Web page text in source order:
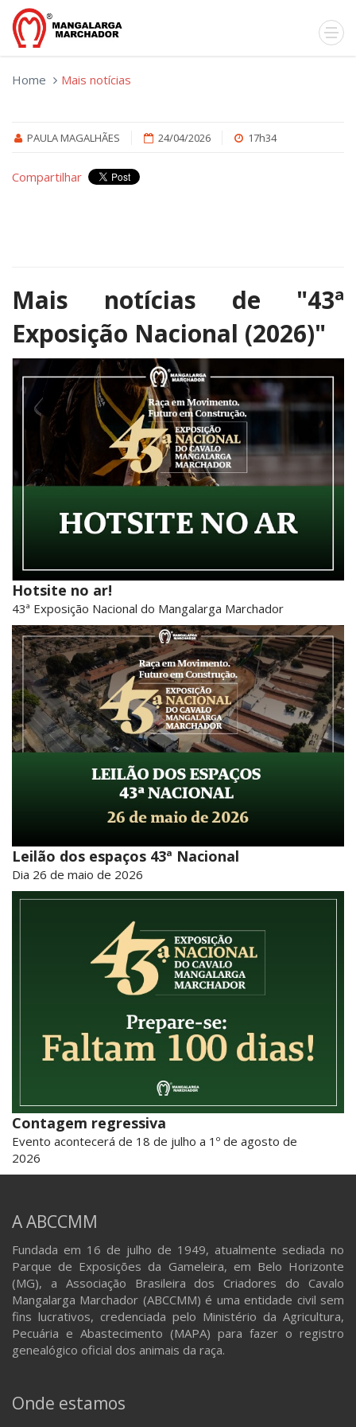
Home Mais notícias
PAULA MAGALHÃES 24/04/2026 17h34
Compartilhar
Mais notícias de "43ª
Exposição Nacional (2026)"
Hotsite no ar!
43ª Exposição Nacional do Mangalarga Marchador
Leilão dos espaços 43ª Nacional
Dia 26 de maio de 2026
Contagem regressiva
Evento acontecerá de 18 de julho a 1º de agosto de
2026
A ABCCMM
Fundada em 16 de julho de 1949, atualmente sediada no
Parque de Exposições da Gameleira, em Belo Horizonte
(MG), a Associação Brasileira dos Criadores do Cavalo
Mangalarga Marchador (ABCCMM) é uma entidade civil sem
fins lucrativos, credenciada pelo Ministério da Agricultura,
Pecuária e Abastecimento (MAPA) para fazer o registro
genealógico oficial dos animais da raça.
Onde estamos